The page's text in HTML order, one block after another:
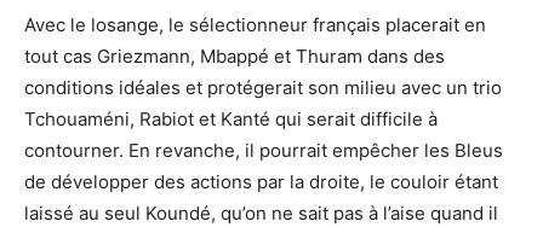
Avec le losange, le sélectionneur français placerait en
tout cas Griezmann, Mbappé et Thuram dans des
conditions idéales et protégerait son milieu avec un trio
Tchouaméni, Rabiot et Kanté qui serait difficile à
contourner. En revanche, il pourrait empêcher les Bleus
de développer des actions par la droite, le couloir étant
laissé au seul Koundé, qu’on ne sait pas à l’aise quand il